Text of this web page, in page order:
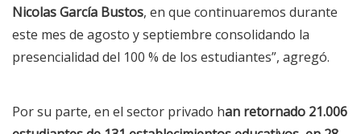
Nicolas García Bustos, en que continuaremos durante
este mes de agosto y septiembre consolidando la
presencialidad del 100 % de los estudiantes”, agregó.
Por su parte, en el sector privado han retornado 21.006